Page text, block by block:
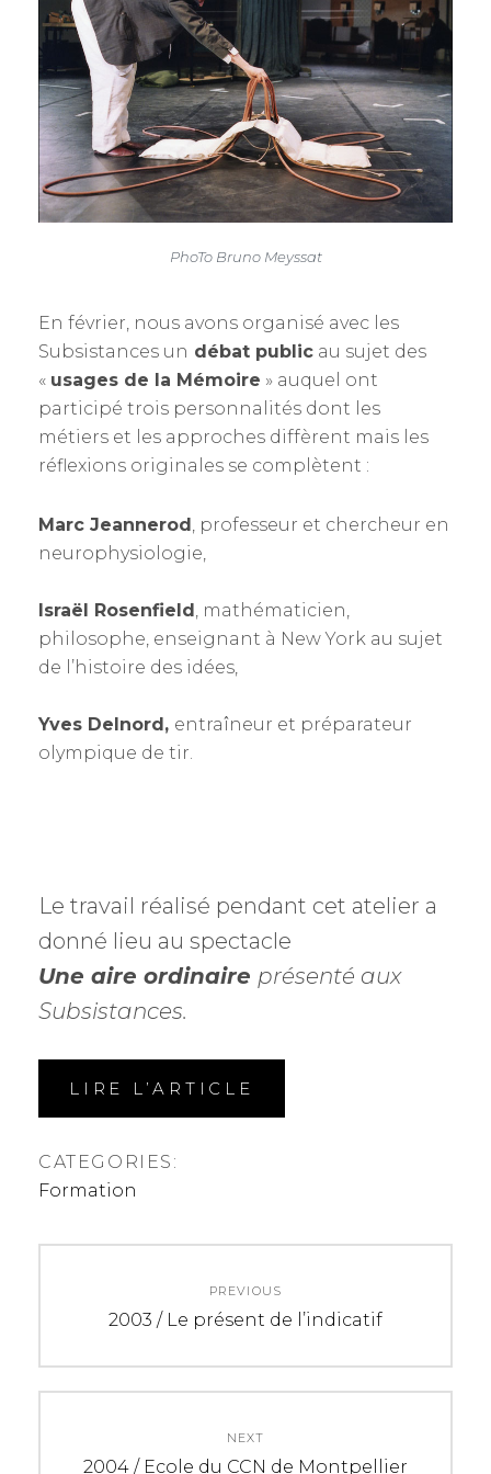
PhoTo Bruno Meyssat
En février, nous avons organisé avec les
Subsistances un débat public au sujet des
« usages de la Mémoire » auquel ont
participé trois personnalités dont les
métiers et les approches diffèrent mais les
réflexions originales se complètent :
Marc Jeannerod , professeur et chercheur en
neurophysiologie,
lsraël Rosenfield , mathématicien,
philosophe, enseignant à New York au sujet
de l’histoire des idées,
Yves Delnord, entraîneur et préparateur
olympique de tir.
Le travail réalisé pendant cet atelier a
donné lieu au spectacle
Une aire ordinaire présenté aux
Subsistances.
LIRE L’ARTICLE
CATEGORIES:
Formation
v
i
PREVIOUS
P
o
2003 / Le présent de l’indicatif
NEXT
N
2004 / Ecole du CCN de Montpellier